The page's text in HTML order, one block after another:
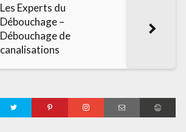
Les Experts du
Débouchage –
Débouchage de
canalisations